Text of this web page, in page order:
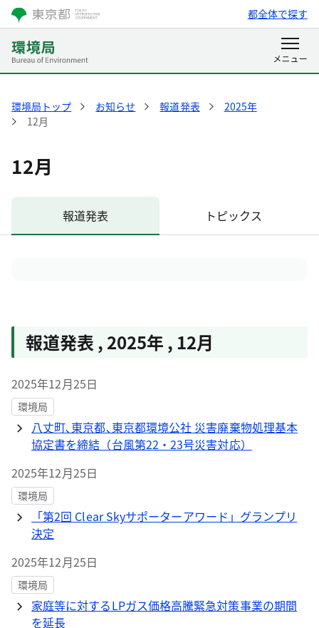
都全体で探す
環境局トップ お知らせ 報道発表
2025年
12月
12月
報道発表 トピックス
報道発表 , 2025年 , 12月
2025年12月25日
環境局
八丈町､東京都､東京都環境公社 災害廃棄物処理基本
協定書を締結（台風第22・23号災害対応）
2025年12月25日
環境局
「第2回 Clear Skyサポーターアワード」グランプリ
決定
2025年12月25日
環境局
家庭等に対するLPガス価格高騰緊急対策事業の期間
を延長